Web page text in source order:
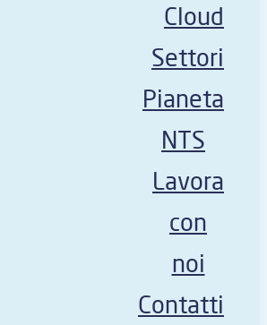
Cloud
Settori
Pianeta
NTS
Lavora
con
noi
Contatti